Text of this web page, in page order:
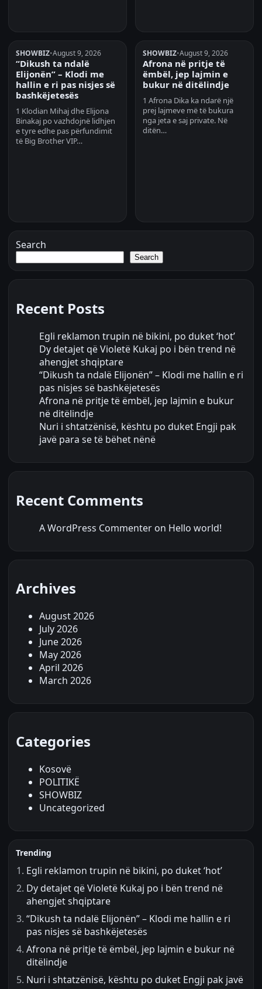
SHOWBIZ•August 9, 2026
“Dikush ta ndalë
Elijonën” – Klodi me
hallin e ri pas nisjes së
bashkëjetesës
1 Klodian Mihaj dhe Elijona
Binakaj po vazhdojnë lidhjen
e tyre edhe pas përfundimit
të Big Brother VIP…
SHOWBIZ•August 9, 2026
Afrona në pritje të
ëmbël, jep lajmin e
bukur në ditëlindje
1 Afrona Dika ka ndarë një
prej lajmeve më të bukura
nga jeta e saj private. Në
ditën…
Search
Search
Recent Posts
Egli reklamon trupin në bikini, po duket ‘hot’
Dy detajet që Violetë Kukaj po i bën trend në
ahengjet shqiptare
“Dikush ta ndalë Elijonën” – Klodi me hallin e ri
pas nisjes së bashkëjetesës
Afrona në pritje të ëmbël, jep lajmin e bukur
në ditëlindje
Nuri i shtatzënisë, kështu po duket Engji pak
javë para se të bëhet nënë
Recent Comments
A WordPress Commenter on Hello world!
Archives
August 2026
July 2026
June 2026
May 2026
April 2026
March 2026
Categories
Kosovë
POLITIKË
SHOWBIZ
Uncategorized
Trending
Egli reklamon trupin në bikini, po duket ‘hot’
Dy detajet që Violetë Kukaj po i bën trend në
ahengjet shqiptare
“Dikush ta ndalë Elijonën” – Klodi me hallin e ri
pas nisjes së bashkëjetesës
Afrona në pritje të ëmbël, jep lajmin e bukur në
ditëlindje
Nuri i shtatzënisë, kështu po duket Engji pak javë